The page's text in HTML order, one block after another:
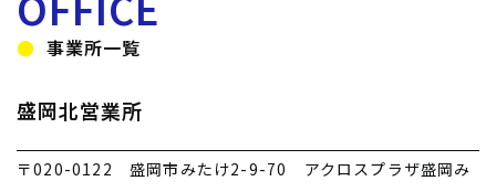
事業所一覧
盛岡北営業所
〒020-0122 盛岡市みたけ2-9-70 アクロスプラザ盛岡み